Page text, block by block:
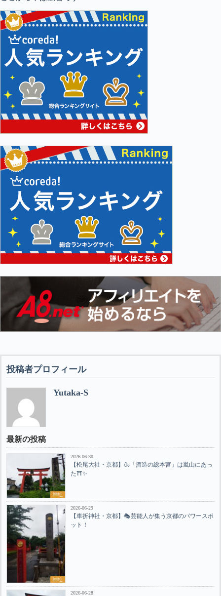
投稿者プロフィール
Yutaka-S
最新の投稿
神社
2026-06-30
【松尾大社・京都】🍶「酒造の総本宮」は嵐山にあっ
た⛩️✨
神社
2026-06-29
【車折神社・京都】🎭芸能人が集う京都のパワースポ
ット！
2026-06-28